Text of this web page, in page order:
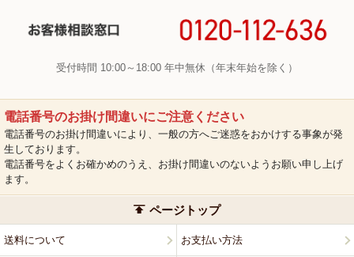
受付時間 10:00～18:00 年中無休（年末年始を除く）
電話番号のお掛け間違いにご注意ください
電話番号のお掛け間違いにより、一般の方へご迷惑をおかけする事象が発
生しております。
電話番号をよくお確かめのうえ、お掛け間違いのないようお願い申し上げ
ます。
ページトップ
送料について お支払い方法